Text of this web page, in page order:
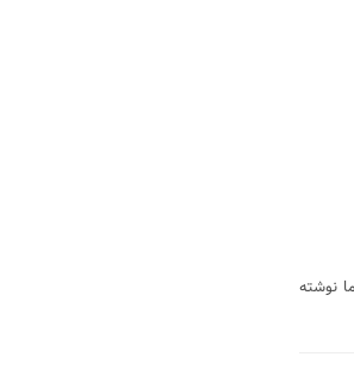
نوشته